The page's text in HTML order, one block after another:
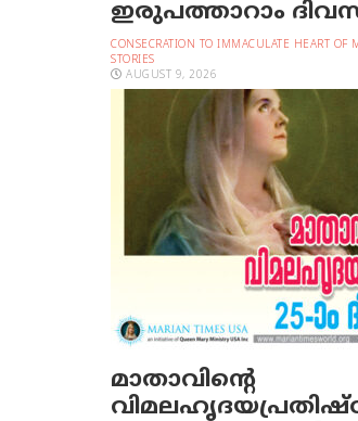
ഇരുപത്താറാം
CONSECRATION TO IMMACULATE HEART OF
STORIES
AUGUST 9, 2026
മാതാവിന്റെ